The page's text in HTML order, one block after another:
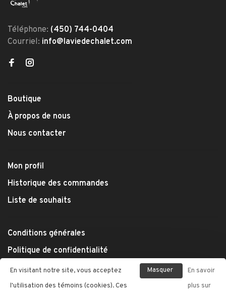
Téléphone: (450) 744-0404
Courriel: info@laviedechalet.com
Boutique
À propos de nous
Nous contacter
Mon profil
Historique des commandes
Liste de souhaits
Conditions générales
Politique de confidentialité
Modes de paiement
Expédition et retours
En visitant notre site, vous acceptez
l'utilisation des témoins (cookies). Ces
Masquer
En savoir
plus sur